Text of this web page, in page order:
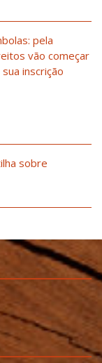
pela
vão começar
inscrição
sobre